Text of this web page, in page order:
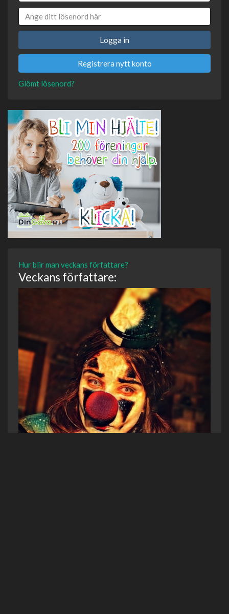
Logga in
Registrera nytt konto
Glömt lösenord?
Hur blir man veckans författare?
Veckans författare: